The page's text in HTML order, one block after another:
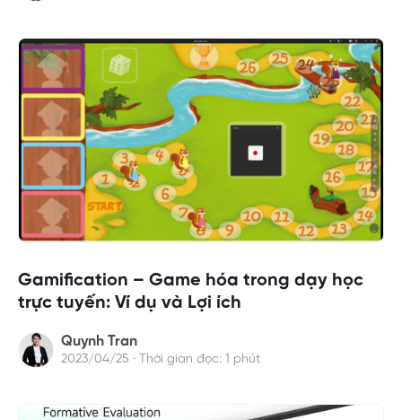
Gamification – Game hóa trong dạy học
trực tuyến: Ví dụ và Lợi ích
Quynh Tran
2023/04/25 · Thời gian đọc: 1 phút